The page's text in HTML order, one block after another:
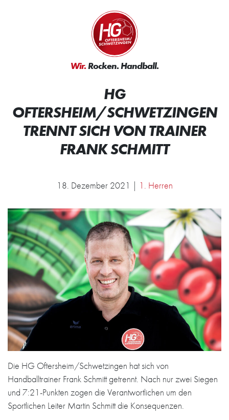
Zur Startseite
Wir.Rocken.Handball.
HG
OFTERSHEIM/SCHWETZINGEN
TRENNT SICH VON TRAINER
FRANK SCHMITT
18. Dezember 2021 | 1. Herren
Die HG Oftersheim/Schwetzingen hat sich von
Handballtrainer Frank Schmitt getrennt. Nach nur zwei Siegen
und 7:21-Punkten zogen die Verantwortlichen um den
Sportlichen Leiter Martin Schmitt die Konsequenzen.